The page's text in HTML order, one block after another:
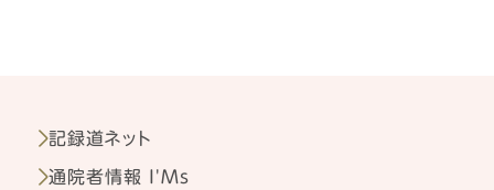
記録道ネット
通院者情報 I'Ms